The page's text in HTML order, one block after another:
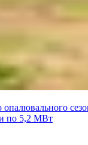
опалювального
по 5,2 МВт